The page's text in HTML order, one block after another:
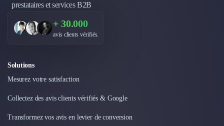
prestataires et services B2B
+ 30.000
avis clients vérifiés.
Solutions
Mesurez votre satisfaction
Collectez des avis clients vérifiés & Google
Transformez vos avis en levier de conversion